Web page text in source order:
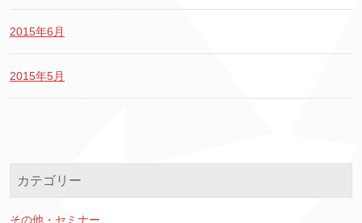
2015年6月
2015年5月
カテゴリー
その他・セミナー